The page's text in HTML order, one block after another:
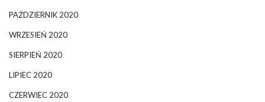
PAŹDZIERNIK 2020
WRZESIEŃ 2020
SIERPIEŃ 2020
LIPIEC 2020
CZERWIEC 2020